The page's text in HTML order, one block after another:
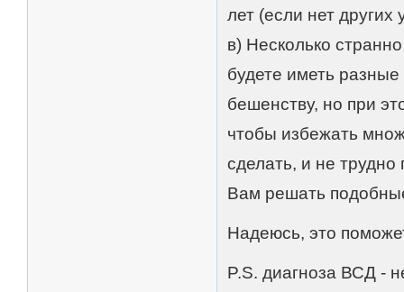
лет (если нет
в) Несколько
будете иметь
бешенству, но при
чтобы избежать
сделать, и не
Вам решать
Надеюсь, это
P.S. диагноза ВСД -